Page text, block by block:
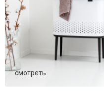
смотреть